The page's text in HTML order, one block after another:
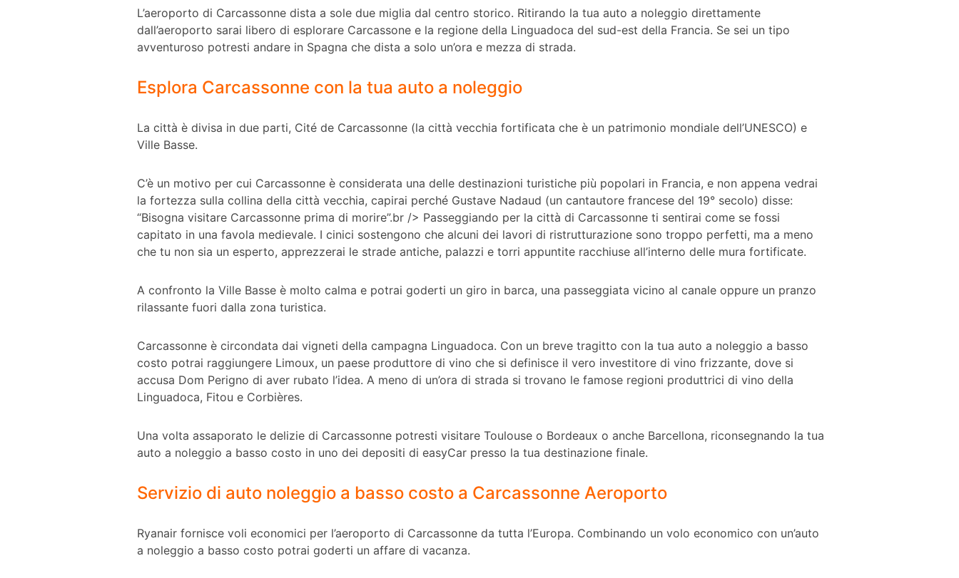
L’aeroporto di Carcassonne dista a sole due miglia dal centro storico. Ritirando la tua auto a noleggio direttamente
dall’aeroporto sarai libero di esplorare Carcassone e la regione della Linguadoca del sud-est della Francia. Se sei un tipo
avventuroso potresti andare in Spagna che dista a solo un’ora e mezza di strada.
Esplora Carcassonne con la tua auto a noleggio
La città è divisa in due parti, Cité de Carcassonne (la città vecchia fortificata che è un patrimonio mondiale dell’UNESCO) e
Ville Basse.
C’è un motivo per cui Carcassonne è considerata una delle destinazioni turistiche più popolari in Francia, e non appena vedrai
la fortezza sulla collina della città vecchia, capirai perché Gustave Nadaud (un cantautore francese del 19° secolo) disse:
“Bisogna visitare Carcassonne prima di morire”.br /> Passeggiando per la città di Carcassonne ti sentirai come se fossi
capitato in una favola medievale. I cinici sostengono che alcuni dei lavori di ristrutturazione sono troppo perfetti, ma a meno
che tu non sia un esperto, apprezzerai le strade antiche, palazzi e torri appuntite racchiuse all’interno delle mura fortificate.
A confronto la Ville Basse è molto calma e potrai goderti un giro in barca, una passeggiata vicino al canale oppure un pranzo
rilassante fuori dalla zona turistica.
Carcassonne è circondata dai vigneti della campagna Linguadoca. Con un breve tragitto con la tua auto a noleggio a basso
costo potrai raggiungere Limoux, un paese produttore di vino che si definisce il vero investitore di vino frizzante, dove si
accusa Dom Perigno di aver rubato l’idea. A meno di un’ora di strada si trovano le famose regioni produttrici di vino della
Linguadoca, Fitou e Corbières.
Una volta assaporato le delizie di Carcassonne potresti visitare Toulouse o Bordeaux o anche Barcellona, riconsegnando la tua
auto a noleggio a basso costo in uno dei depositi di easyCar presso la tua destinazione finale.
Servizio di auto noleggio a basso costo a Carcassonne Aeroporto
Ryanair fornisce voli economici per l’aeroporto di Carcassonne da tutta l’Europa. Combinando un volo economico con un’auto
a noleggio a basso costo potrai goderti un affare di vacanza.